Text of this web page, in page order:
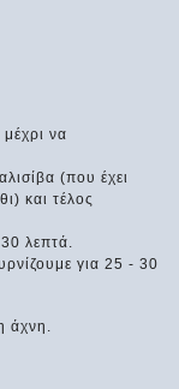
να
(που έχει
και τέλος
λεπτά.
για 25 - 30
άχνη.